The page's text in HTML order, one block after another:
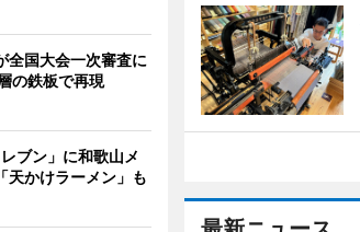
全国大会一次審査に
の鉄板で再現
ブン」に和歌山メ
かけラーメン」も